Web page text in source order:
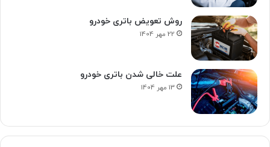
روش تعویض باتری خودرو
22 مهر 1404
علت خالی شدن باتری خودرو
13 مهر 1404